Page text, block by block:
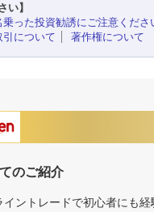
い】
乗った投資勧誘にご注意くださ
について
著作権について
のご紹介
ントレードで初心者にも